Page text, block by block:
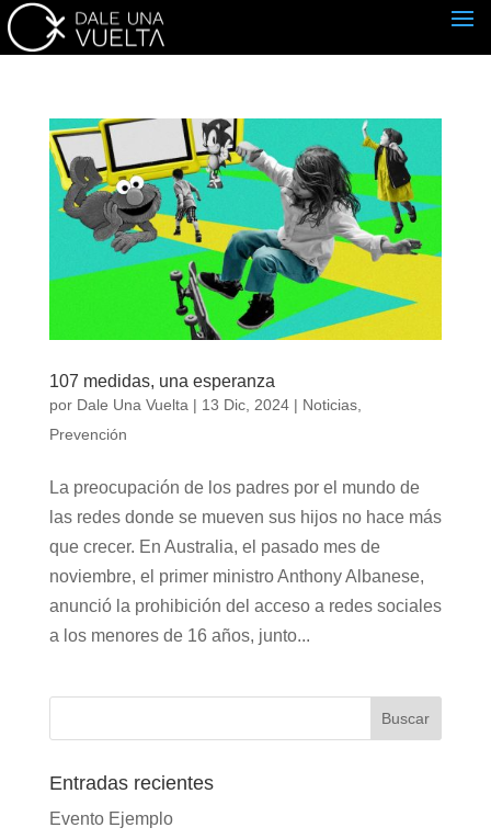
107 medidas, una esperanza
por Dale Una Vuelta | 13 Dic, 2024| Noticias,
Prevención
La preocupación de los padres por el mundo de
las redes donde se mueven sus hijos no hace más
que crecer. En Australia, el pasado mes de
noviembre, el primer ministro Anthony Albanese,
anunció la prohibición del acceso a redes sociales
a los menores de 16 años, junto...
Entradas recientes
Evento Ejemplo